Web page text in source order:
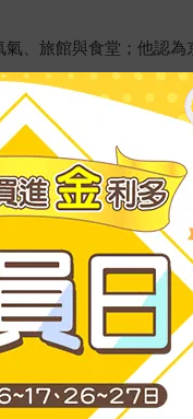
、旅館與食堂；他認
竊想一逕不得京都吃
鈴薯與蛋沙拉，再些許
近年我多半下榻京都
此種寬銀幕畫面，是
無二的城市。